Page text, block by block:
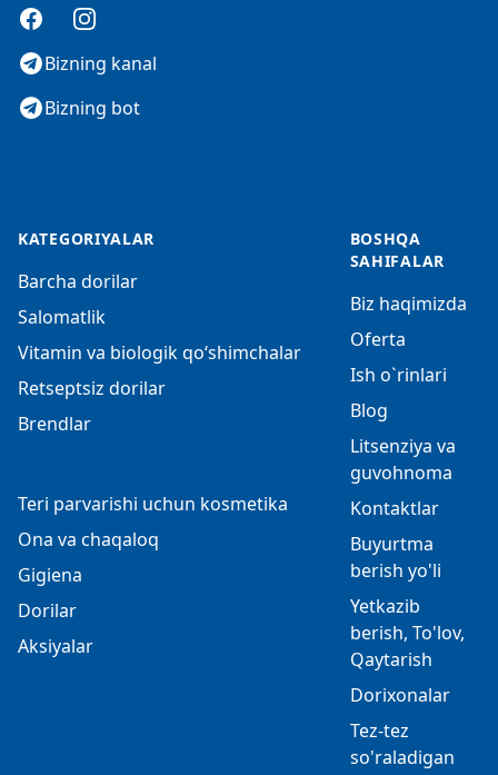
FacebookInstagram
Bizning kanal
Bizning bot
KATEGORIYALAR
Barcha dorilar
Salomatlik
Vitamin va biologik qo‘shimchalar
Retseptsiz dorilar
Brendlar
Teri parvarishi uchun kosmetika
Ona va chaqaloq
Gigiena
Dorilar
Aksiyalar
BOSHQA
SAHIFALAR
Biz haqimizda
Oferta
Ish o`rinlari
Blog
Litsenziya va
guvohnoma
Kontaktlar
Buyurtma
berish yo'li
Yetkazib
berish, To'lov,
Qaytarish
Dorixonalar
Tez-tez
so'raladigan